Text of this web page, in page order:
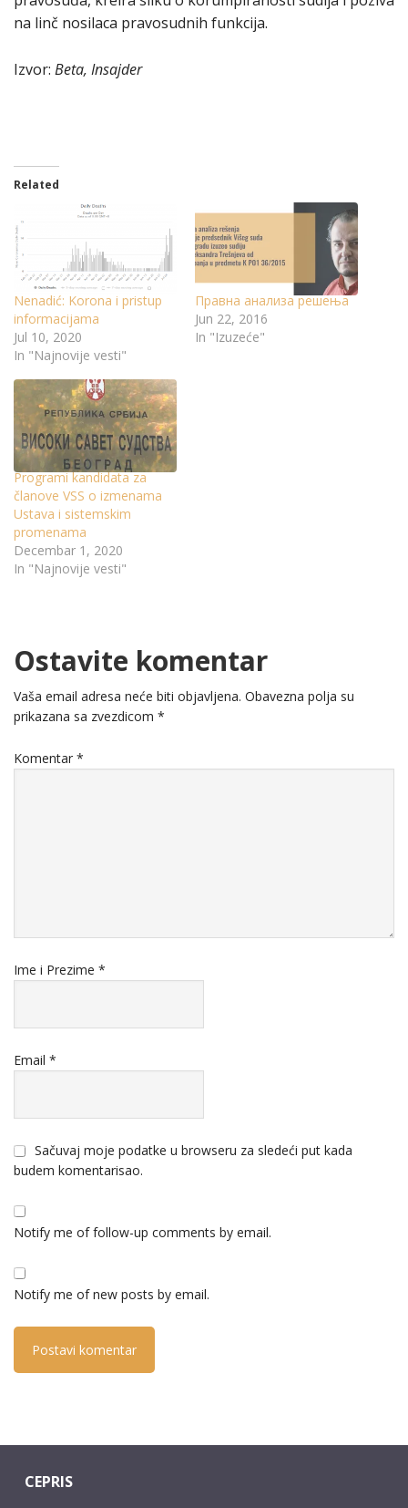
nа linč nosilаcа prаvosudnih funkcijа.
Izvor: Beta, Insajder
Related
Nenadić: Korona i pristup
informacijama
Jul 10, 2020
In "Najnovije vesti"
Правна анализа решења
Jun 22, 2016
In "Izuzeće"
Programi kandidata za
članove VSS o izmenama
Ustava i sistemskim
promenama
Decembar 1, 2020
In "Najnovije vesti"
Ostavite komentar
Vaša email adresa neće biti objavljena. Obavezna polja su
prikazana sa zvezdicom *
Komentar *
Ime i Prezime *
Email *
Sačuvaj moje podatke u browseru za sledeći put kada
budem komentarisao.
Notify me of follow-up comments by email.
Notify me of new posts by email.
CEPRIS